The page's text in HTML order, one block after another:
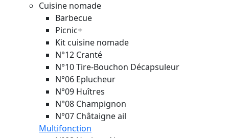
Cuisine nomade
Barbecue
Picnic+
Kit cuisine nomade
N°12 Cranté
N°10 Tire-Bouchon Décapsuleur
N°06 Eplucheur
N°09 Huîtres
N°08 Champignon
N°07 Châtaigne ail
Multifonction